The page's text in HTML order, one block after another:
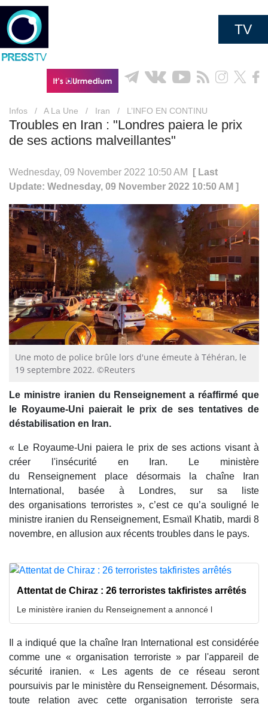
TV
Infos / A La Une / Iran / L’INFO EN CONTINU
Troubles en Iran : "Londres paiera le prix
de ses actions malveillantes"
Wednesday, 09 November 2022 10:50 AM
[ Last
Update: Wednesday, 09 November 2022 10:50 AM ]
Une moto de police brûle lors d'une émeute à Téhéran, le
19 septembre 2022. ©Reuters
Le ministre iranien du Renseignement a réaffirmé que
le Royaume-Uni paierait le prix de ses tentatives de
déstabilisation en Iran.
« Le Royaume-Uni paiera le prix de ses actions visant à
créer l'insécurité en Iran. Le ministère
du Renseignement place désormais la chaîne Iran
International, basée à Londres, sur sa liste
des organisations terroristes », c’est ce qu’a souligné le
ministre iranien du Renseignement, Esmaïl Khatib, mardi 8
novembre, en allusion aux récents troubles dans le pays.
Attentat de Chiraz : 26 terroristes takfiristes arrêtés
Le ministère iranien du Renseignement a annoncé l
Il a indiqué que la chaîne Iran International est considérée
comme une « organisation terroriste » par l'appareil de
sécurité iranien. « Les agents de ce réseau seront
poursuivis par le ministère du Renseignement. Désormais,
toute relation avec cette organisation terroriste sera